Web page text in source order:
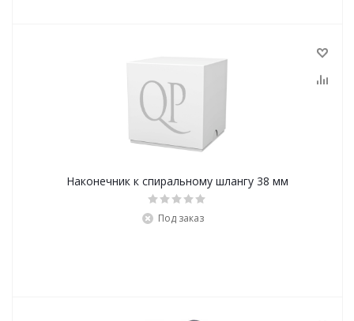
Наконечник к спиральному шлангу 38 мм
Под заказ